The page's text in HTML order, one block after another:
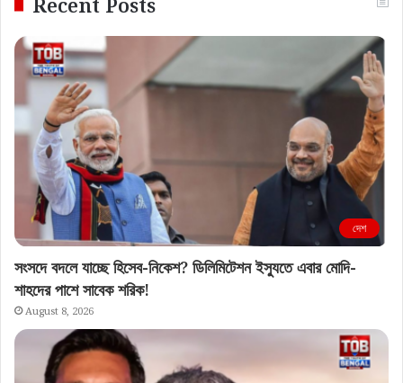
দেশ
সংসদে বদলে যাচ্ছে হিসেব-নিকেশ? ডিলিমিটেশন ইস্যুতে এবার মোদি-
শাহদের পাশে সাবেক শরিক!
August 8, 2026